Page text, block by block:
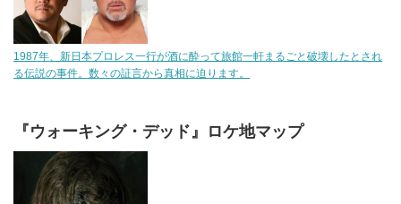
1987年、新日本プロレス一行が酒に酔って旅館一軒まるごと破壊したとされ
る伝説の事件。数々の証言から真相に迫ります。
『ウォーキング・デッド』ロケ地マップ